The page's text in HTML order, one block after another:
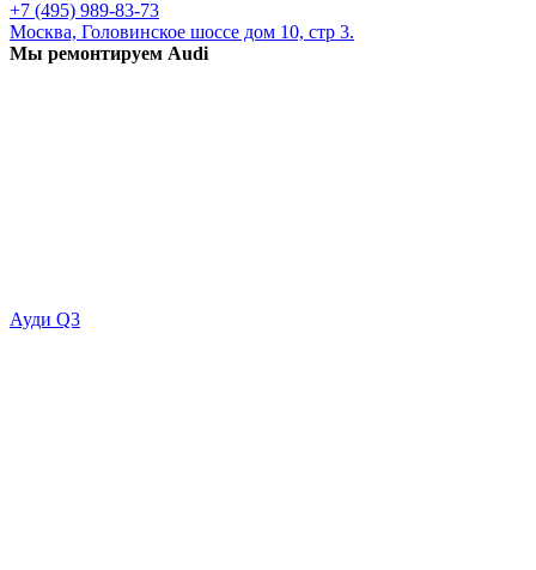
+7 (495) 989-83-73
Москва, Головинское шоссе дом 10, стр 3.
Мы ремонтируем Audi
Ауди Q3